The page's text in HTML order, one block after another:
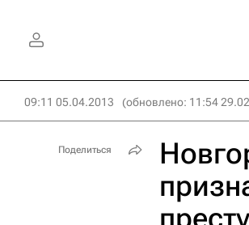
09:11 05.04.2013 (обновлено: 11:54
Поделиться